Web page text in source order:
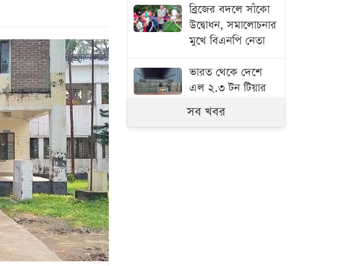
ব্রিজের বদলে সাঁকো
উদ্বোধন, সমালোচনার
মুখে বিএনপি নেতা
ভারত থেকে দেশে
এল ২.৩ টন টিয়ার
গ্যাস
সব খবর